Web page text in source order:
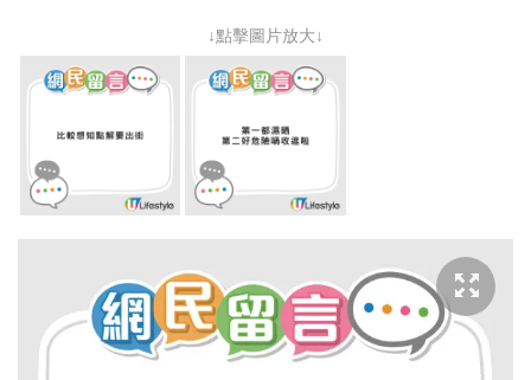
↓點擊圖片放大↓